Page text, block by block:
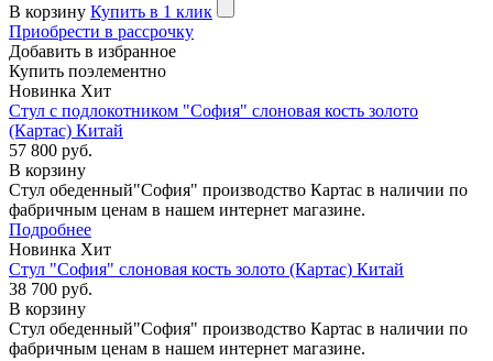
В корзину Купить в 1 клик
Приобрести в рассрочку
Добавить в избранное
Купить поэлементно
Новинка Хит
Стул с подлокотником "София" слоновая кость золото
(Картас) Китай
57 800 руб.
В корзину
Стул обеденный"София" производство Картас в наличии по
фабричным ценам в нашем интернет магазине.
Подробнее
Новинка Хит
Стул "София" слоновая кость золото (Картас) Китай
38 700 руб.
В корзину
Стул обеденный"София" производство Картас в наличии по
фабричным ценам в нашем интернет магазине.